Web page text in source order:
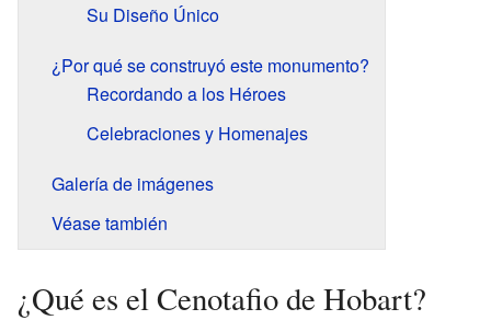
Su Diseño Único
¿Por qué se construyó este monumento?
Recordando a los Héroes
Celebraciones y Homenajes
Galería de imágenes
Véase también
¿Qué es el Cenotafio de Hobart?